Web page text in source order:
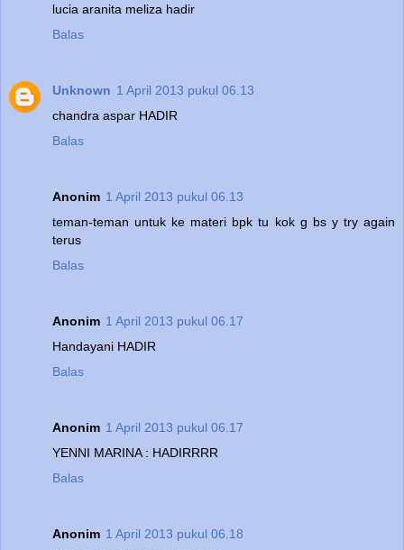
lucia aranita meliza hadir
Balas
Unknown 1 April 2013 pukul 06.13
chandra aspar HADIR
Balas
Anonim 1 April 2013 pukul 06.13
teman-teman untuk ke materi bpk tu kok g bs y try again
terus
Balas
Anonim 1 April 2013 pukul 06.17
Handayani HADIR
Balas
Anonim 1 April 2013 pukul 06.17
YENNI MARINA : HADIRRRR
Balas
Anonim 1 April 2013 pukul 06.18